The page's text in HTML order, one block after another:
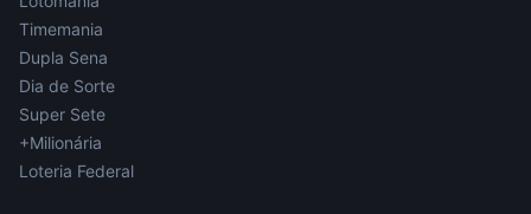
Timemania
Dupla Sena
Dia de Sorte
Super Sete
+Milionária
Loteria Federal